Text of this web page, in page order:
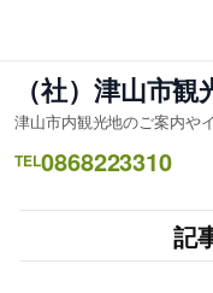
キ
ッ
（社）津山市観
津山市内観光地のご案内や
TEL0868223310
記